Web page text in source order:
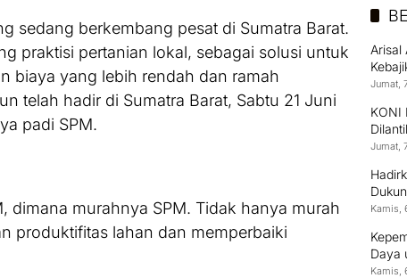
sedang berkembang pesat di Sumatra Barat.
praktisi pertanian lokal, sebagai solusi untuk
biaya yang lebih rendah dan ramah
telah hadir di Sumatra Barat, Sabtu 21 Juni
padi SPM.
dimana murahnya SPM. Tidak hanya murah
produktifitas lahan dan memperbaiki
Arisal
Jumat,
KONI
Jumat,
Kamis,
Daya
Kamis,